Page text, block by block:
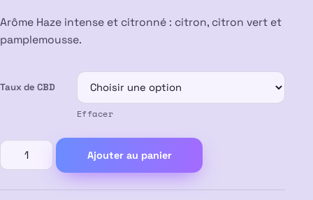
de
prix :
Arôme Haze intense et citronné : citron, citron vert et
pamplemousse.
Taux de CBD
Effacer
quantité
liquide
Ajouter au panier